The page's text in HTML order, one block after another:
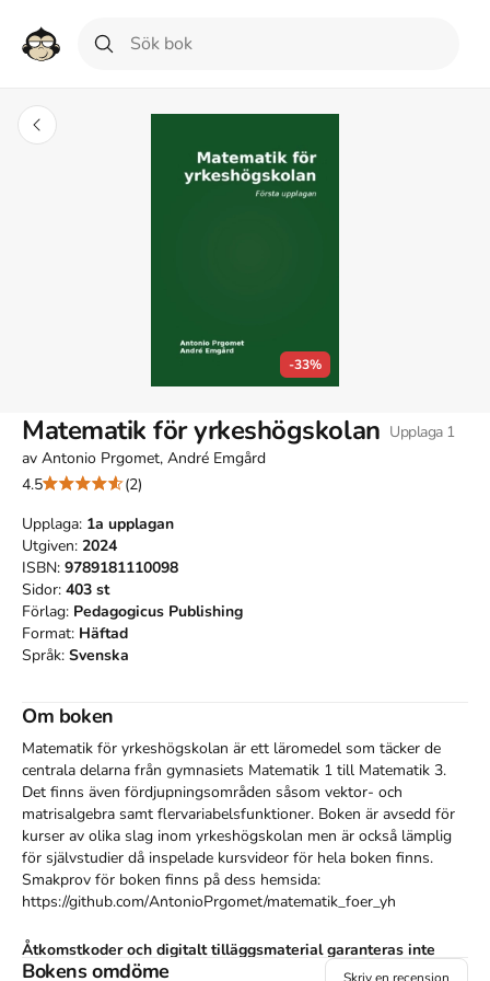
-33%
Matematik för yrkeshögskolan Upplaga 1
av Antonio Prgomet, André Emgård
4.5
(2)
Upplaga: 1a upplagan
Utgiven: 2024
ISBN: 9789181110098
Sidor: 403 st
Förlag: Pedagogicus Publishing
Format: Häftad
Språk: Svenska
Om boken
Matematik för yrkeshögskolan är ett läromedel som täcker de
centrala delarna från gymnasiets Matematik 1 till Matematik 3.
Det finns även fördjupningsområden såsom vektor- och
matrisalgebra samt flervariabelsfunktioner. Boken är avsedd för
kurser av olika slag inom yrkeshögskolan men är också lämplig
för självstudier då inspelade kursvideor för hela boken finns.
Smakprov för boken finns på dess hemsida:
https://github.com/AntonioPrgomet/matematik_foer_yh
Åtkomstkoder och digitalt tilläggsmaterial garanteras inte
med begagnade böcker
Bokens omdöme Skriv en recension